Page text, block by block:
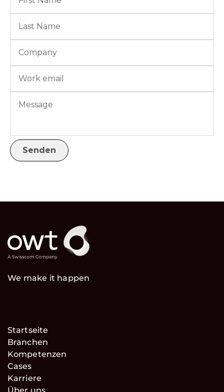
We make it happen
Startseite
Branchen
Kompetenzen
Cases
Karriere